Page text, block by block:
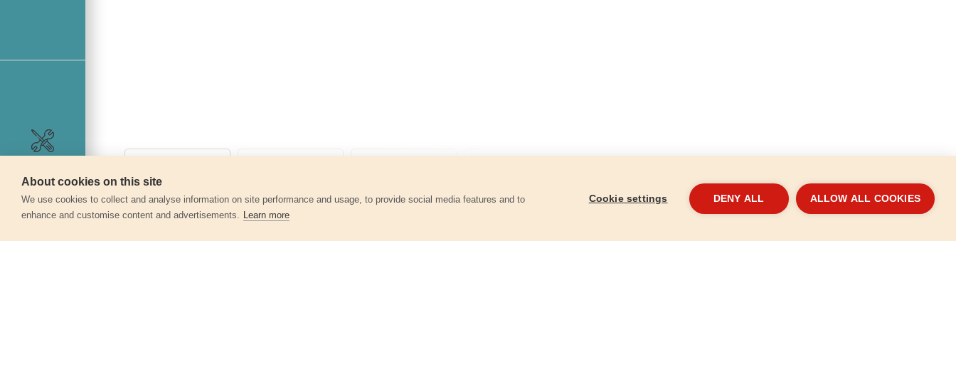
About cookies on this site
We use cookies to collect and analyse information on site performance and usage, to provide social media features and to
enhance and customise content and advertisements. Learn more
Cookie settings DENY ALL ALLOW ALL COOKIES